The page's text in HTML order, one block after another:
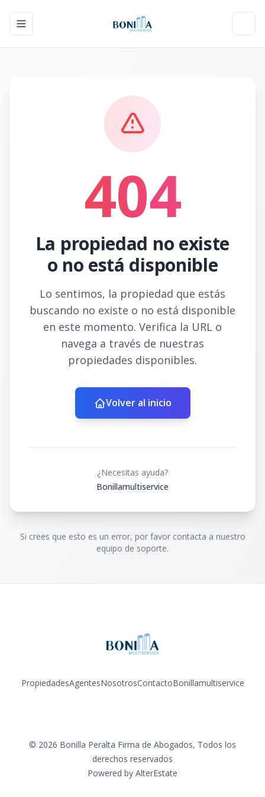
Toggle navigation menu
404
La propiedad no existe
o no está disponible
Lo sentimos, la propiedad que estás
buscando no existe o no está disponible
en este momento. Verifica la URL o
navega a través de nuestras
propiedades disponibles.
Volver al inicio
¿Necesitas ayuda?
Bonillamultiservice
Si crees que esto es un error, por favor contacta a nuestro
equipo de soporte.
PropiedadesAgentesNosotrosContactoBonillamultiservice
© 2026 Bonilla Peralta Firma de Abogados, Todos los
derechos reservados
Powered by AlterEstate